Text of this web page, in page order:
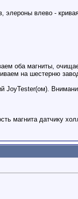
элероны влево -
оба магниты,
на шестерню
JoyTester(ом).
магнита датчику